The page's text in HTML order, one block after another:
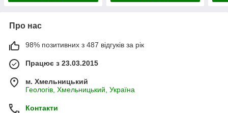
Про нас
98% позитивних з 487 відгуків за рік
Працює з 23.03.2015
м. Хмельницький
Геологів, Хмельницький, Україна
Контакти